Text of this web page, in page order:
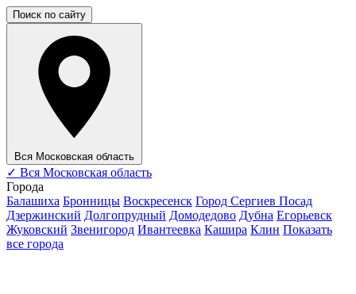
Поиск по сайту
Вся Московская область
✓ Вся Московская область
Города
Балашиха Бронницы Воскресенск Город Сергиев Посад
Дзержинский Долгопрудный Домодедово Дубна Егорьевск
Жуковский Звенигород Ивантеевка Кашира Клин Показать
все города